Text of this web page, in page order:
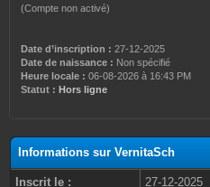
(Compte non activé)
Date d’inscription : 27-12-2025
Date de naissance : Non spécifié
Heure locale : 06-08-2026 à 16:43 PM
Statut : Hors ligne
Informations sur VernitaSch
Inscrit le :
27-12-2025